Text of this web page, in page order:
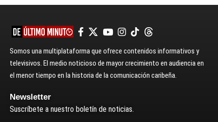
Somos una multiplataforma que ofrece contenidos informativos y
televisivos. El medio noticioso de mayor crecimiento en audiencia en
el menor tiempo en la historia de la comunicación caribeña.
Newsletter
Suscríbete a nuestro boletín de noticias.